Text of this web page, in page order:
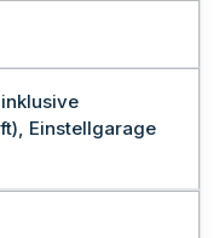
Einstellgarage